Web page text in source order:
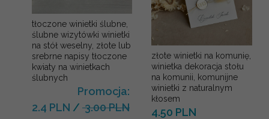
tłoczone winietki ślubne,
ślubne wizytówki winietki
na stół weselny, złote lub
srebrne napisy tłoczone
kwiaty na winietkach
ślubnych
Promocja:
2.4 PLN / 3.00 PLN
złote winietki na komunię,
winietka dekoracja stołu
na komunii, komunijne
winietki z naturalnym
kłosem
4.50 PLN